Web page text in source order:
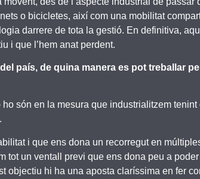
o bicicletes, així com una mobilitat
darrere de tota la gestió. En definitiva,
i que l’hem anat perdent.
país, de quina manera es pot treballar
són en la mesura que industrialitzem tenint
i que ens dona un recorregut en
un ventall previ que ens dona peu a
objectiu hi ha una aposta claríssima en fer